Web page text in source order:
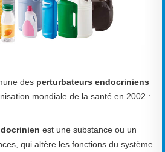
des perturbateurs endocriniens
mondiale de la santé en 2002 :
est une substance ou un
qui altère les fonctions du système